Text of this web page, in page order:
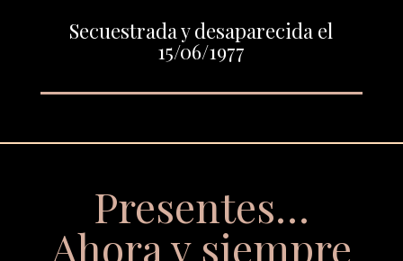
Secuestrada y desaparecida el
15/06/1977
Presentes…
Ahora y siempre